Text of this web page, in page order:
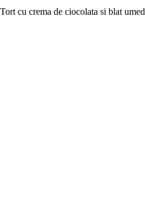
Tort cu crema de ciocolata si blat umed